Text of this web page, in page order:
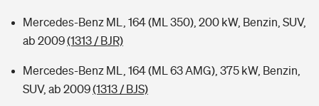
Mercedes-Benz ML, 164 (ML 350), 200 kW, Benzin, SUV,
ab 2009(1313 / BJR)
Mercedes-Benz ML, 164 (ML 63 AMG), 375 kW, Benzin,
SUV, ab 2009(1313 / BJS)